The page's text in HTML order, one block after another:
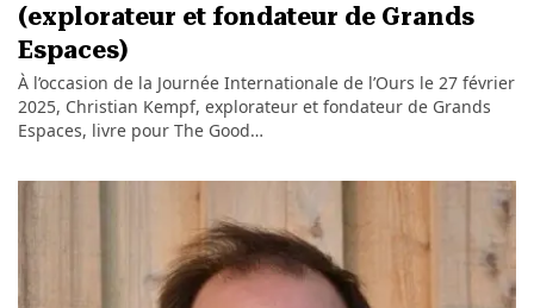
(explorateur et fondateur de Grands
Espaces)
À l’occasion de la Journée Internationale de l’Ours le 27 février
2025, Christian Kempf, explorateur et fondateur de Grands
Espaces, livre pour The Good…